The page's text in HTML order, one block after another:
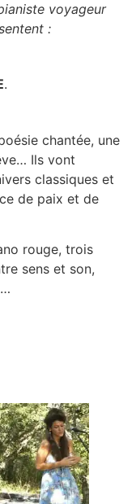
voyageur
:
.
chantée, une
Ils vont
classiques et
de paix et de
rouge, trois
sens et son,